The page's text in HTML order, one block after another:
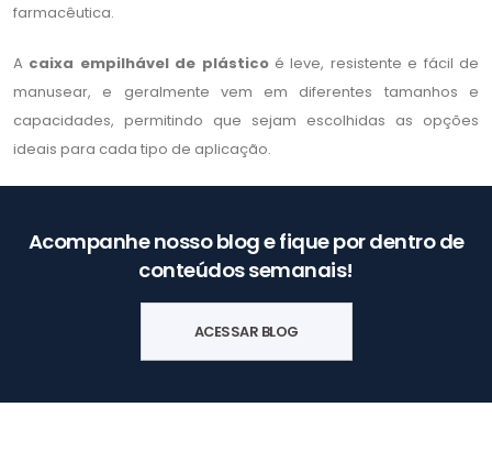
farmacêutica.
A caixa empilhável de plásticoé leve, resistente e fácil de
manusear, e geralmente vem em diferentes tamanhos e
capacidades, permitindo que sejam escolhidas as opções
ideais para cada tipo de aplicação.
Acompanhe nosso blog e fique por dentro de
conteúdos semanais!
ACESSAR BLOG